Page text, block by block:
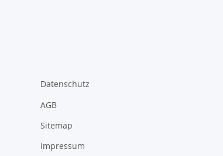
Datenschutz
AGB
Sitemap
Impressum